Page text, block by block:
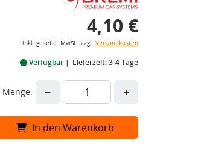
4,10 €
inkl. gesetzl. MwSt., zzgl. Versandkosten
Verfügbar Lieferzeit: 3-4 Tage
Menge: − +
In den Warenkorb